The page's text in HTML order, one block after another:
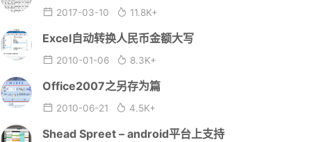
2017-03-10 11.8K+
Excel自动转换人民币金额大写
2010-01-06 8.3K+
Office2007之另存为篇
2010-06-21 4.5K+
Shead Spreet – android平台上支持